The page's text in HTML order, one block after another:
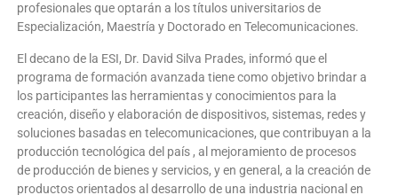
profesionales que optarán a los títulos universitarios de
Especialización, Maestría y Doctorado en Telecomunicaciones.
El decano de la ESI, Dr. David Silva Prades, informó que el
programa de formación avanzada tiene como objetivo brindar a
los participantes las herramientas y conocimientos para la
creación, diseño y elaboración de dispositivos, sistemas, redes y
soluciones basadas en telecomunicaciones, que contribuyan a la
producción tecnológica del país , al mejoramiento de procesos
de producción de bienes y servicios, y en general, a la creación de
productos orientados al desarrollo de una industria nacional en